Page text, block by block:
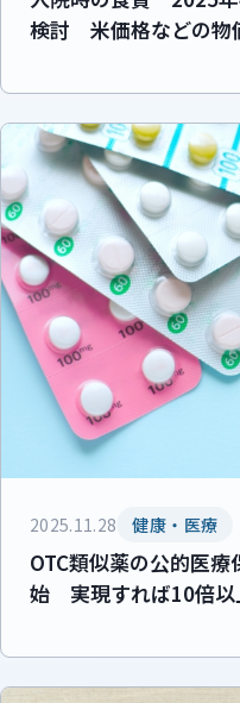
検討 米価格などの物
2025.11.28 健康・医療
OTC類似薬の公的医
始 実現すれば10倍以